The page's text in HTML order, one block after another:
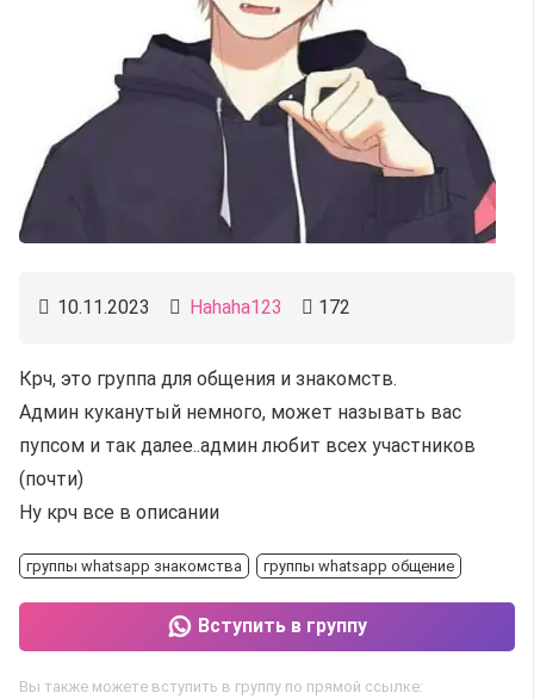
10.11.2023 Hahaha123 172
Крч, это группа для общения и знакомств.
Админ куканутый немного, может называть вас
пупсом и так далее..админ любит всех участников
(почти)
Ну крч все в описании
группы whatsapp знакомства группы whatsapp общение
Вступить в группу
Вы также можете вступить в группу по прямой ссылке: